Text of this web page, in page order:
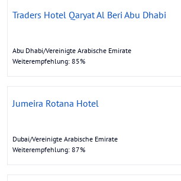
Traders Hotel Qaryat Al Beri Abu Dhabi
Abu Dhabi/Vereinigte Arabische Emirate
Weiterempfehlung: 85%
Jumeira Rotana Hotel
Dubai/Vereinigte Arabische Emirate
Weiterempfehlung: 87%